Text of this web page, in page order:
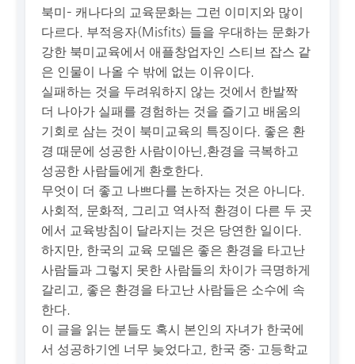
북미– 캐나다의 교육문화는 그런 이미지와 많이
다르다. 부적응자(Misfits) 들을 우대하는 문화가
강한 북미교육에서 애플창업자인 스티브 잡스 같
은 인물이 나올 수 밖에 없는 이유이다.
실패하는 것을 두려워하지 않는 것에서 한발짝
더 나아가 실패를 경험하는 것을 즐기고 배움의
기회로 삼는 것이 북미교육의 특징이다. 좋은 환
경 때문에 성공한 사람이아닌,환경을 극복하고
성공한 사람들에게 환호한다.
무엇이 더 좋고 나쁘다를 논하자는 것은 아니다.
사회적, 문화적, 그리고 역사적 환경이 다른 두 곳
에서 교육방침이 달라지는 것은 당연한 일이다.
하지만, 한국의 교육 모델은 좋은 환경을 타고난
사람들과 그렇지 못한 사람들의 차이가 극명하게
갈리고, 좋은 환경을 타고난 사람들은 소수에 속
한다.
이 글을 읽는 분들도 혹시 본인의 자녀가 한국에
서 성공하기엔 너무 늦었다고, 한국 중∙ 고등학교